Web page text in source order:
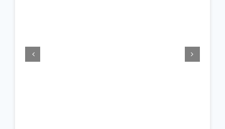
 